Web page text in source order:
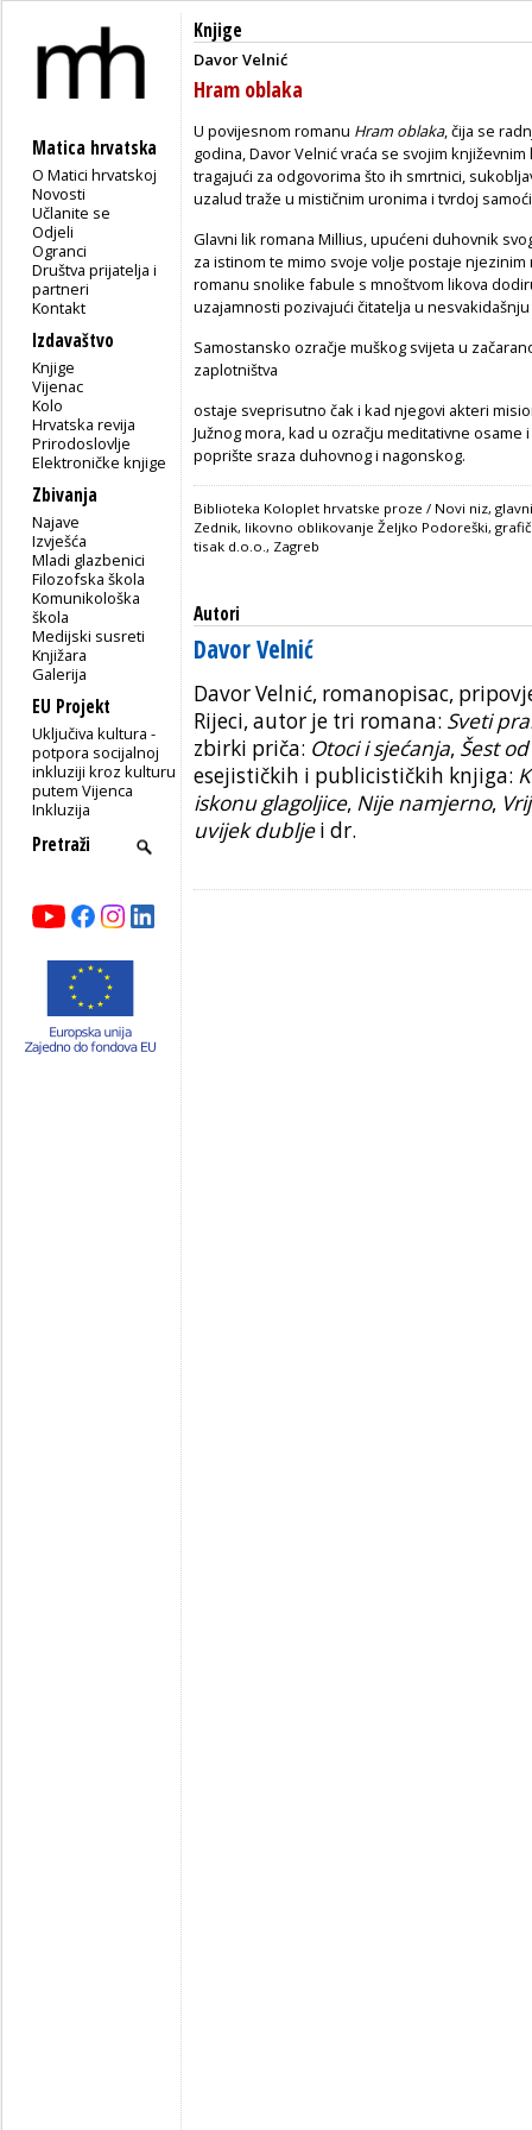
Matica hrvatska
O Matici hrvatskoj
Novosti
Učlanite se
Odjeli
Ogranci
Društva prijatelja i
partneri
Kontakt
Izdavaštvo
Knjige
Vijenac
Kolo
Hrvatska revija
Prirodoslovlje
Elektroničke knjige
Zbivanja
Najave
Izvješća
Mladi glazbenici
Filozofska škola
Komunikološka
škola
Medijski susreti
Knjižara
Galerija
EU Projekt
Uključiva kultura -
potpora socijalnoj
inkluziji kroz kulturu
putem Vijenca
Inkluzija
Knjige
Davor Velnić
Hram oblaka
U povijesnom romanu Hram oblaka, čija se
godina, Davor Velnić vraća se svojim
tragajući za odgovorima što ih smrtnici,
uzalud traže u mističnim uronima i tvrdoj
Glavni lik romana Millius, upućeni duhovnik
za istinom te mimo svoje volje postaje
romanu snolike fabule s mnoštvom likova
uzajamnosti pozivajući čitatelja u
Samostansko ozračje muškog svijeta u
zaplotništva
ostaje sveprisutno čak i kad njegovi akteri
Južnog mora, kad u ozračju meditativne
poprište sraza duhovnog i nagonskog.
Biblioteka Koloplet hrvatske proze / Novi niz,
Zednik, likovno oblikovanje Željko Podoreški,
tisak d.o.o., Zagreb
Autori
Davor Velnić
Davor Velnić, romanopisac,
Rijeci, autor je tri romana: Sveti
zbirki priča: Otoci i sjećanja, Šest
esejističkih i publicističkih knjiga:
iskonu glagoljice, Nije namje­rno,
uvijek dubljei dr.